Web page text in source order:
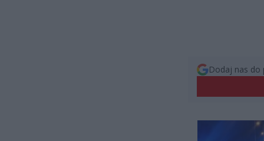
Dodaj nas do